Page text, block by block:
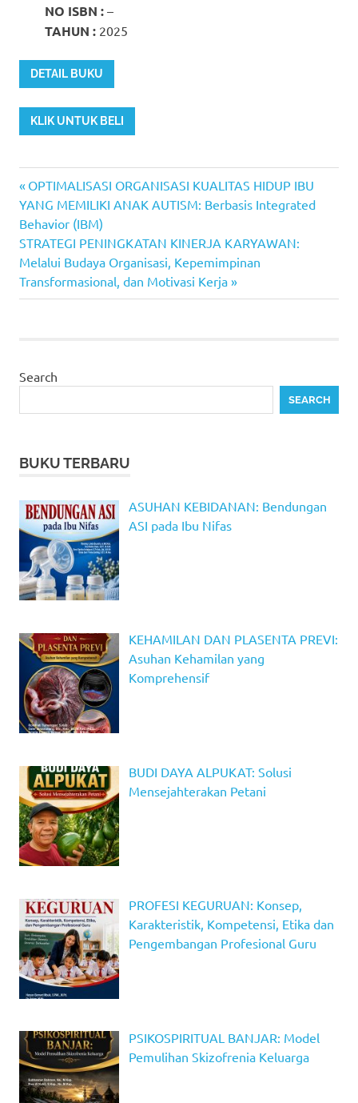
NO ISBN : –
TAHUN : 2025
DETAIL BUKU
KLIK UNTUK BELI
Post
navigation
Previous
Post:
OPTIMALISASI ORGANISASI KUALITAS HIDUP IBU
YANG MEMILIKI ANAK AUTISM: Berbasis Integrated
Behavior (IBM)
Next
Post:
STRATEGI PENINGKATAN KINERJA KARYAWAN:
Melalui Budaya Organisasi, Kepemimpinan
Transformasional, dan Motivasi Kerja
Search
SEARCH
BUKU TERBARU
ASUHAN KEBIDANAN: Bendungan
ASI pada Ibu Nifas
KEHAMILAN DAN PLASENTA PREVI:
Asuhan Kehamilan yang
Komprehensif
BUDI DAYA ALPUKAT: Solusi
Mensejahterakan Petani
PROFESI KEGURUAN: Konsep,
Karakteristik, Kompetensi, Etika dan
Pengembangan Profesional Guru
PSIKOSPIRITUAL BANJAR: Model
Pemulihan Skizofrenia Keluarga